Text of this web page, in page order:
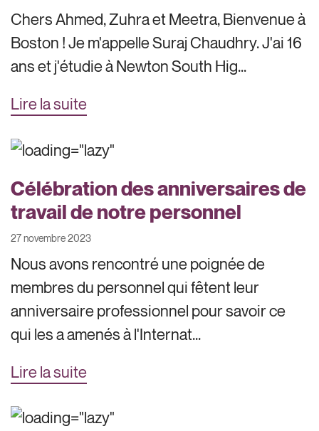
Chers Ahmed, Zuhra et Meetra, Bienvenue à
Boston ! Je m'appelle Suraj Chaudhry. J'ai 16
ans et j'étudie à Newton South Hig...
Lire la suite
Célébration des anniversaires de
travail de notre personnel
27 novembre 2023
Nous avons rencontré une poignée de
membres du personnel qui fêtent leur
anniversaire professionnel pour savoir ce
qui les a amenés à l'Internat...
Lire la suite